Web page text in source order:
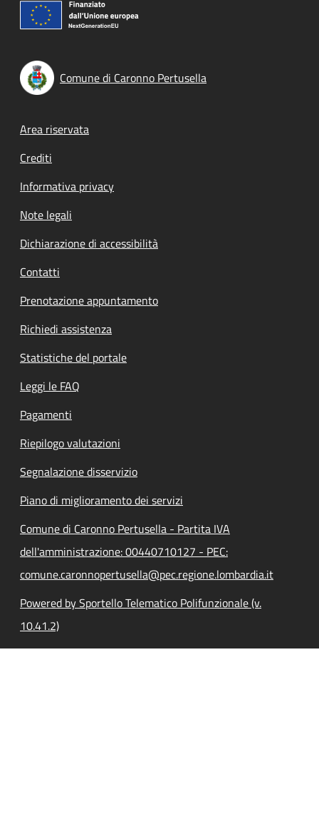
Comune di Caronno Pertusella
Footer menu
Area riservata
Crediti
Informativa privacy
Note legali
Dichiarazione di accessibilità
Contatti
Prenotazione appuntamento
Richiedi assistenza
Statistiche del portale
Leggi le FAQ
Pagamenti
Riepilogo valutazioni
Segnalazione disservizio
Piano di miglioramento dei servizi
Comune di Caronno Pertusella - Partita IVA
dell'amministrazione: 00440710127 - PEC:
comune.caronnopertusella@pec.regione.lombardia.it
Powered by Sportello Telematico Polifunzionale (v.
10.41.2)